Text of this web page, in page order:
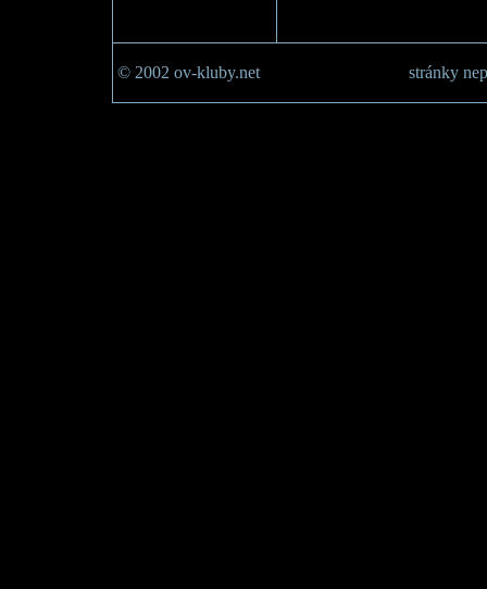
© 2002 ov-kluby.net stránky